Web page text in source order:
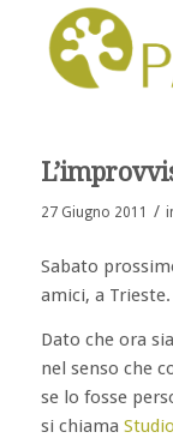
27 Giugno 2011 /
Sabato
amici, a Trieste.
Dato che ora
nel senso che
se lo fosse
si chiama